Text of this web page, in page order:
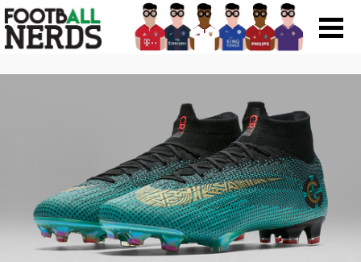
Search
Scarpe
Maglie
Accessori